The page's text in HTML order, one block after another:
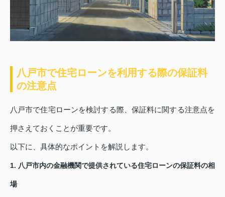
八戸市で住宅ローンを利用する際の保証料
の注意点
八戸市で住宅ローンを検討する際、保証料に関する注意点を
押さえておくことが重要です。
以下に、具体的なポイントを解説します。
1. 八戸市内の金融機関で提供されている住宅ローンの保証料の相
場